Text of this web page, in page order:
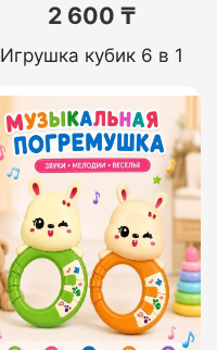
2 600 ₸
Игрушка кубик 6 в 1